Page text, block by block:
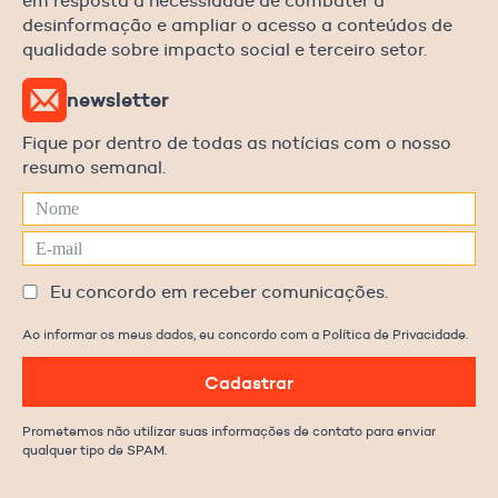
desinformação e ampliar o acesso a conteúdos de
qualidade sobre impacto social e terceiro setor.
newsletter
Fique por dentro de todas as notícias com o nosso
resumo semanal.
Eu concordo em receber comunicações.
Ao informar os meus dados, eu concordo com a Política de Privacidade.
Cadastrar
Prometemos não utilizar suas informações de contato para enviar
qualquer tipo de SPAM.